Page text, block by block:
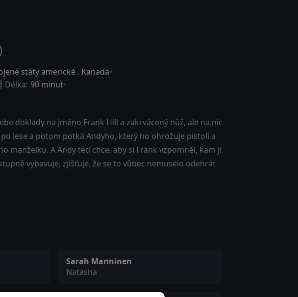
státy americké , Kanada
Délka: 90 minut
doklady na jméno Frank Hill a zakrvácený nůž, ale na nic
lese a potom potká Andyho, který ho ohrožuje pistolí a
manželku. A Andy teď chce, aby si Frank vzpomněl, kam ji
vybavuje, zjišťuje, že se to vůbec nemuselo odehrát
Sarah Manninen
Natasha